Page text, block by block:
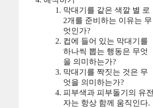
막대기를 같은 색깔 별 로
2개를 준비하는 이유는 무
엇인가?
컵에 들어 있는 막대기를
하나씩 뽑는 행동은 무엇
을 의미하는가?
막대기를 짝짓는 것은 무
엇을 의미하는가?
피부색과 피부돌기의 유전
자는 항상 함께 움직인다.